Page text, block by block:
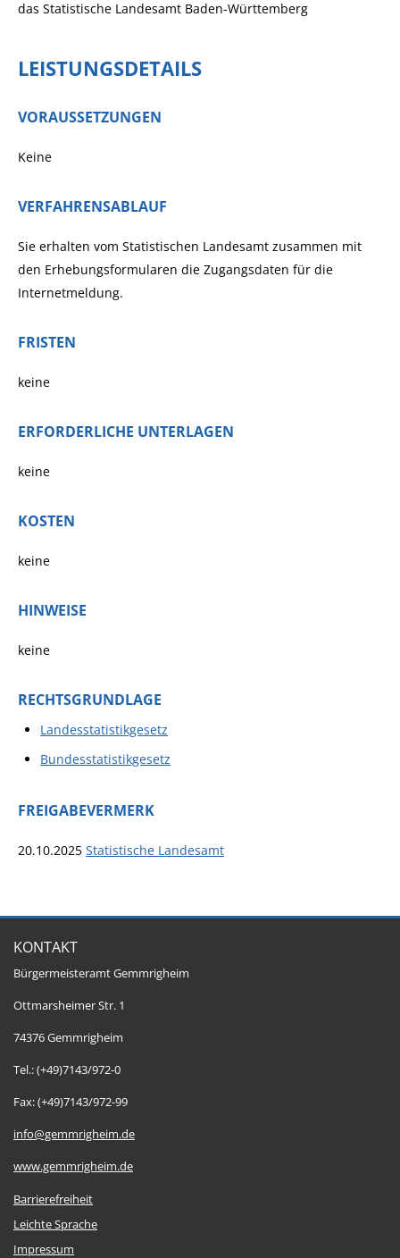
das Statistische Landesamt Baden-Württemberg
LEISTUNGSDETAILS
VORAUSSETZUNGEN
Keine
VERFAHRENSABLAUF
Sie erhalten vom Statistischen Landesamt zusammen mit
den Erhebungsformularen die Zugangsdaten für die
Internetmeldung.
FRISTEN
keine
ERFORDERLICHE UNTERLAGEN
keine
KOSTEN
keine
HINWEISE
keine
RECHTSGRUNDLAGE
Landesstatistikgesetz
Bundesstatistikgesetz
FREIGABEVERMERK
20.10.2025 Statistische Landesamt
KONTAKT
Bürgermeisteramt Gemmrigheim
Ottmarsheimer Str. 1
74376 Gemmrigheim
Tel.: (+49)7143/972-0
Fax: (+49)7143/972-99
info@gemmrigheim.de
www.gemmrigheim.de
Barrierefreiheit
Leichte Sprache
Impressum